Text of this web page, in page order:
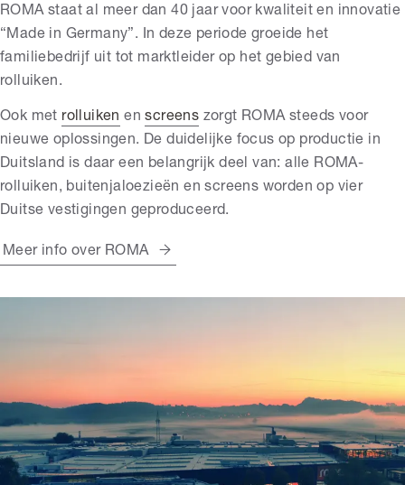
ROMA staat al meer dan 40 jaar voor kwaliteit en innovatie
“Made in Germany”. In deze periode groeide het
familiebedrijf uit tot marktleider op het gebied van
rolluiken.
Ook met rolluiken enscreens zorgt ROMA steeds voor
nieuwe oplossingen. De duidelijke focus op productie in
Duitsland is daar een belangrijk deel van: alle ROMA-
rolluiken, buitenjaloezieën en screens worden op vier
Duitse vestigingen geproduceerd.
Meer info over ROMA